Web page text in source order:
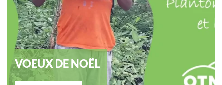
VOEUX DE NOËL